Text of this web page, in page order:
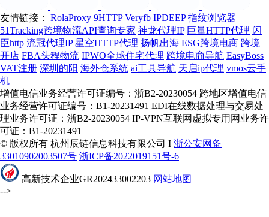
友情链接： RolaProxy 9HTTP Veryfb IPDEEP 指纹浏览器
51Tracking跨境物流API查询专家 神龙代理IP 巨量HTTP代理 闪
臣http 流冠代理IP 星空HTTP代理 扬帆出海 ESG跨境电商 跨境
开店 FBA头程物流 IPWO全球住宅代理 跨境电商导航 EasyBoss
VAT注册 深圳的阳 海外仓系统 ai工具导航 天启ip代理 vmos云手
机
增值电信业务经营许可证编号：浙B2-20230054 跨地区增值电信
业务经营许可证编号：B1-20231491 EDI在线数据处理与交易处
理业务许可证：浙B2-20230054 IP-VPN互联网虚拟专用网业务许
可证：B1-20231491
© 版权所有 杭州辰链信息科技有限公司 I 浙公安网备
33010902003507号 浙ICP备2022019151号-6
高新技术企业GR202433002203 网站地图
-->